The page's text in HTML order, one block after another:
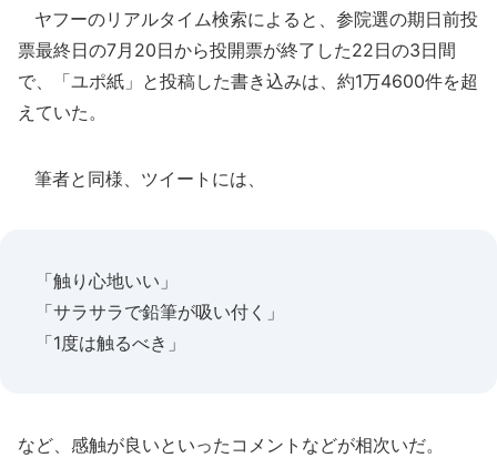
ヤフーのリアルタイム検索によると、参院選の期日前投
票最終日の7月20日から投開票が終了した22日の3日間
で、「ユポ紙」と投稿した書き込みは、約1万4600件を超
えていた。
筆者と同様、ツイートには、
「触り心地いい」
「サラサラで鉛筆が吸い付く」
「1度は触るべき」
など、感触が良いといったコメントなどが相次いだ。